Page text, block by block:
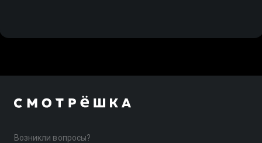
Возникли вопросы?